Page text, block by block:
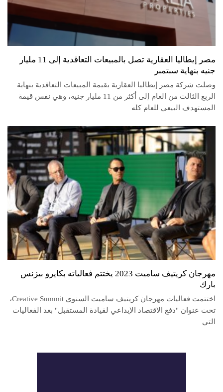
مصر إيطاليا العقارية تصل بالمبيعات التعاقدية إلى 11 مليار
جنيه بنهاية سبتمبر
وصلت شركة مصر إيطاليا العقارية بقيمة المبيعات التعاقدية بنهاية
الربع الثالث من العام إلى أكثر من 11 مليار جنيه، وهي نفس قيمة
المستهدف البيعي للعام كله
مهرجان كريتيف ساميت 2023 يختتم فعالياته بكايرو بيزنس
بارك
اختتمت فعاليات مهرجان كريتيف ساميت السنوي Creative Summit،
تحت عنوان "دفع الاقتصاد الإبداعي لقيادة المستقبل" بعد الفعاليات
التي